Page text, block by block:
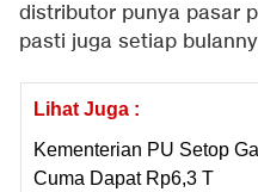
distributor punya pasar
pasti juga setiap
Lihat Juga :
Kementerian PU Setop
Cuma Dapat Rp6,3 T